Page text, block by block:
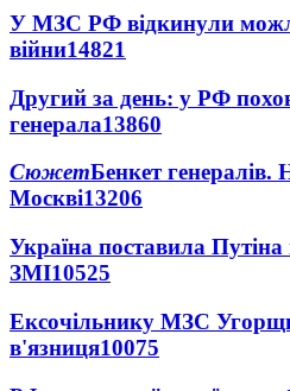
У МЗС РФ відкинули
війни14821
Другий за день: у РФ
генерала13860
СюжетБенкет генералів.
Москві13206
Україна поставила
ЗМІ10525
Ексочільнику МЗС
в'язниця10075